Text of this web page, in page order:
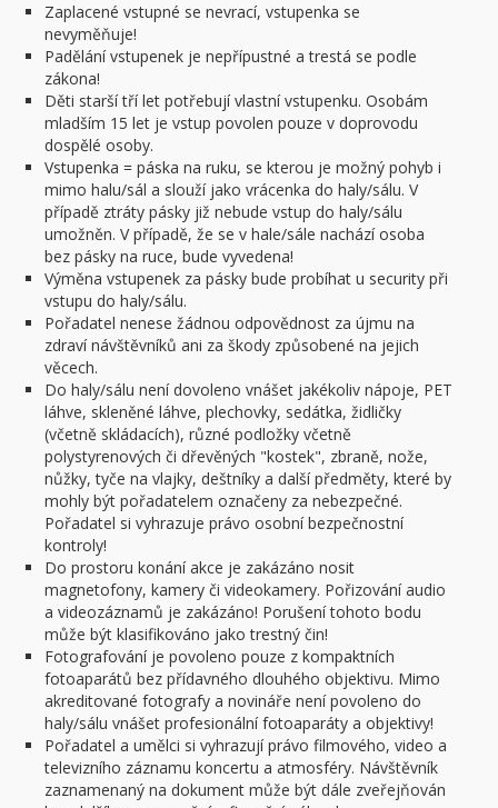
Zaplacené vstupné se nevrací, vstupenka se
nevyměňuje!
Padělání vstupenek je nepřípustné a trestá se podle
zákona!
Děti starší tří let potřebují vlastní vstupenku. Osobám
mladším 15 let je vstup povolen pouze v doprovodu
dospělé osoby.
Vstupenka = páska na ruku, se kterou je možný pohyb i
mimo halu/sál a slouží jako vrácenka do haly/sálu. V
případě ztráty pásky již nebude vstup do haly/sálu
umožněn. V případě, že se v hale/sále nachází osoba
bez pásky na ruce, bude vyvedena!
Výměna vstupenek za pásky bude probíhat u security při
vstupu do haly/sálu.
Pořadatel nenese žádnou odpovědnost za újmu na
zdraví návštěvníků ani za škody způsobené na jejich
věcech.
Do haly/sálu není dovoleno vnášet jakékoliv nápoje, PET
láhve, skleněné láhve, plechovky, sedátka, židličky
(včetně skládacích), různé podložky včetně
polystyrenových či dřevěných "kostek", zbraně, nože,
nůžky, tyče na vlajky, deštníky a další předměty, které by
mohly být pořadatelem označeny za nebezpečné.
Pořadatel si vyhrazuje právo osobní bezpečnostní
kontroly!
Do prostoru konání akce je zakázáno nosit
magnetofony, kamery či videokamery. Pořizování audio
a videozáznamů je zakázáno! Porušení tohoto bodu
může být klasifikováno jako trestný čin!
Fotografování je povoleno pouze z kompaktních
fotoaparátů bez přídavného dlouhého objektivu. Mimo
akreditované fotografy a novináře není povoleno do
haly/sálu vnášet profesionální fotoaparáty a objektivy!
Pořadatel a umělci si vyhrazují právo filmového, video a
televizního záznamu koncertu a atmosféry. Návštěvník
zaznamenaný na dokument může být dále zveřejňován